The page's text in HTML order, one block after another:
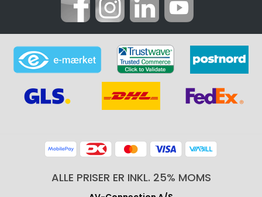
ALLE PRISER ER INKL. 25% MOMS